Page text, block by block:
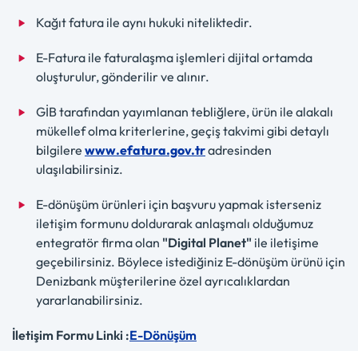
Kağıt fatura ile aynı hukuki niteliktedir.
E-Fatura ile faturalaşma işlemleri dijital ortamda
oluşturulur, gönderilir ve alınır.
GİB tarafından yayımlanan tebliğlere, ürün ile alakalı
mükellef olma kriterlerine, geçiş takvimi gibi detaylı
bilgilere www.efatura.gov.tradresinden
ulaşılabilirsiniz.
E-dönüşüm ürünleri için başvuru yapmak isterseniz
iletişim formunu doldurarak anlaşmalı olduğumuz
entegratör firma olan "Digital Planet" ile iletişime
geçebilirsiniz. Böylece istediğiniz E-dönüşüm ürünü için
Denizbank müşterilerine özel ayrıcalıklardan
yararlanabilirsiniz.
İletişim Formu Linki :E-Dönüşüm